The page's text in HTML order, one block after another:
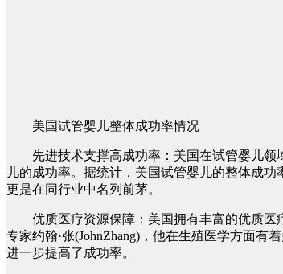
美国试管婴儿整体成功率情况
先进技术支撑高成功率：美国在试管婴儿领域
儿的成功率。据统计，美国试管婴儿的整体成
更是在同行业中名列前茅。
优质医疗资源保障：美国拥有丰富的优质医
专家约翰·张(JohnZhang)，他在生殖医学方面
进一步提高了成功率。